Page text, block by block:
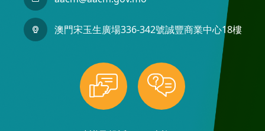
澳門宋玉生廣場336-342號誠豐商業中心18樓